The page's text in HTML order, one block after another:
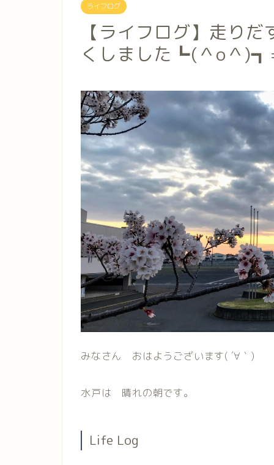
ライフログ
【ライフログ】走り
くしました┗(＾o＾
みなさん おはようございます( ´∀｀)
水戸は 晴れの朝です。
Life Log